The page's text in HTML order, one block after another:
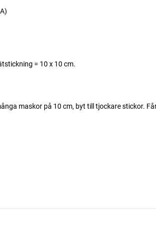
= 10 x 10 cm.
maskor på 10 cm, byt till tjockare stickor.